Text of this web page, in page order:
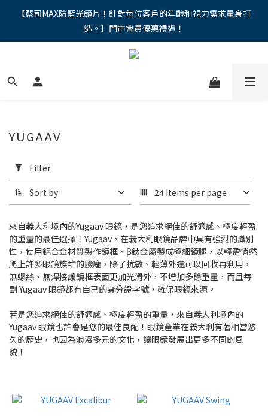
"馬年新章續寫，視界品味進階，限時禮遇 9 折無上限，12期分期
免手續費。。
【蔡司MAX防藍光鏡片！針對每位客戶的年齡和視力需求量身打
造。】門市會員優惠禮遇！
"馬年新章續寫，視界品味進階，限時禮遇 9 折無上限，12期分期
Filter
(0/20)
Range
(NT$)
~
YUGAAV
Filter
Sort by 24 Items per page
來自義大利境內的Yugaav 眼鏡，是您追求絕佳的舒適感、極度輕盈
的重量的最佳選擇！Yugaav，在義大利眼鏡品牌中具有強烈的識別
性，使用鋁合金材質製作鏡框、β鈦金屬製成極細鏡腿，以輕盈悄然
爬上許多眼鏡族群的臉龐，除了抗敏、輕薄外還可以回收再利用，
無螺絲、無焊接讓鏡框表面更加光滑外，不增加多餘重量，而且每
副 Yugaav 眼鏡都有自己的身分證字號，確保眼鏡來源。
若是您追求絕佳的舒適感、極度輕盈的重量，來自義大利境內的
Yugaav 眼鏡也許會是您的最佳良配！眼鏡產業在義大利有著相當悠
久的歷史，也因為浪漫多元的文化，讓眼鏡發展出更多不同的風
貌！